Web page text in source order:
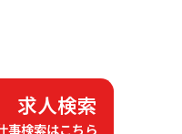
求人検索
事検索はこちら